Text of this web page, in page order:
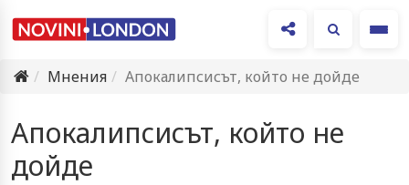
Мнения
Апокалипсисът, който не дойде
Апокалипсисът, който не
дойде